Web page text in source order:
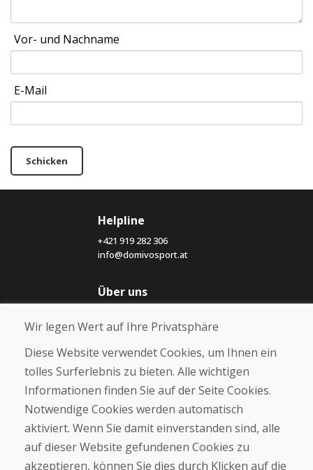
Vor- und Nachname
E-Mail
Schicken
Helpline
+421 919 282 306
info@domivosport.at
Über uns
Über uns
Kontakt
Kaufen
E-Shop
Geschäftsbedingungen
Zahlung
Beschwerde
Wir legen Wert auf Ihre Privatsphäre
Diese Website verwendet Cookies, um Ihnen ein
tolles Surferlebnis zu bieten. Alle wichtigen
Informationen finden Sie auf der Seite Cookies.
Notwendige Cookies werden automatisch
aktiviert. Wenn Sie damit einverstanden sind, alle
auf dieser Website gefundenen Cookies zu
akzeptieren, können Sie dies durch Klicken auf die